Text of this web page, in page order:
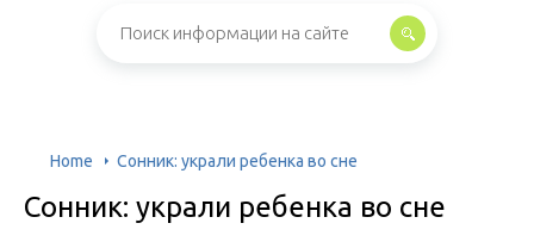
Home Сонник: украли ребенка во сне
Сонник: украли ребенка во сне